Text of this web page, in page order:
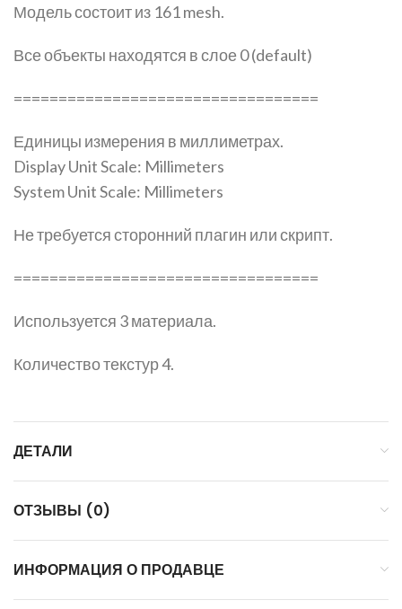
Модель состоит из 161 mesh.
Все объекты находятся в слое 0 (default)
==================================
Единицы измерения в миллиметрах.
Display Unit Scale: Millimeters
System Unit Scale: Millimeters
Не требуется сторонний плагин или скрипт.
==================================
Используется 3 материала.
Количество текстур 4.
ДЕТАЛИ
ОТЗЫВЫ (0)
ИНФОРМАЦИЯ О ПРОДАВЦЕ